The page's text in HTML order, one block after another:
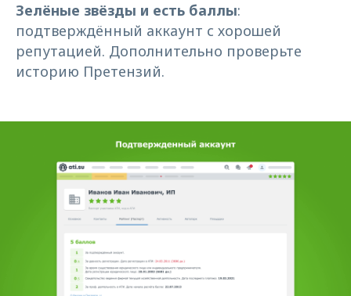
Зелёные звёзды и есть баллы:
подтверждённый аккаунт с хорошей
репутацией. Дополнительно проверьте
историю Претензий.